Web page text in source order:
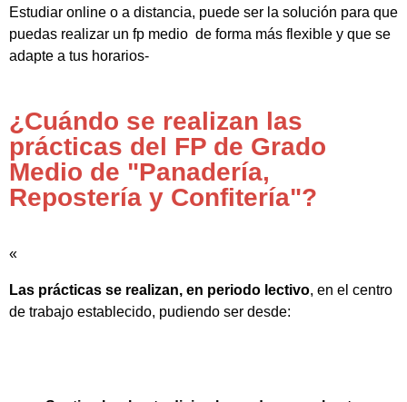
Estudiar online o a distancia, puede ser la solución para que
puedas realizar un fp medio de forma más flexible y que se
adapte a tus horarios-
¿Cuándo se realizan las
prácticas del FP de Grado
Medio de "Panadería,
Repostería y Confitería"?
«
Las prácticas se realizan, en periodo lectivo, en el centro
de trabajo establecido, pudiendo ser desde: